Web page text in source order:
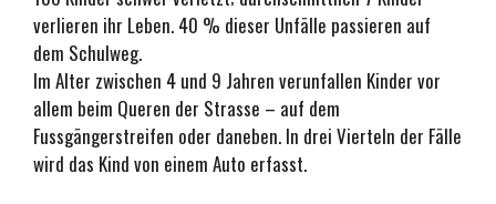
verlieren ihr Leben. 40 % dieser Unfälle passieren auf
dem Schulweg.
Im Alter zwischen 4 und 9 Jahren verunfallen Kinder vor
allem beim Queren der Strasse – auf dem
Fussgängerstreifen oder daneben. In drei Vierteln der Fälle
wird das Kind von einem Auto erfasst.